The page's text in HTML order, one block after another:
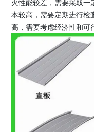
火性能较差，需要采取
本较高，需要定期进行
高，需要考虑经济性和可